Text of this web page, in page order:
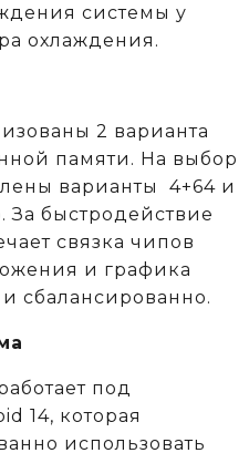
системы у
охлаждения.
2 варианта
памяти. На выбор
варианты 4+64 и
За быстродействие
связка чипов
и графика
сбалансированно.
под
14, которая
использовать